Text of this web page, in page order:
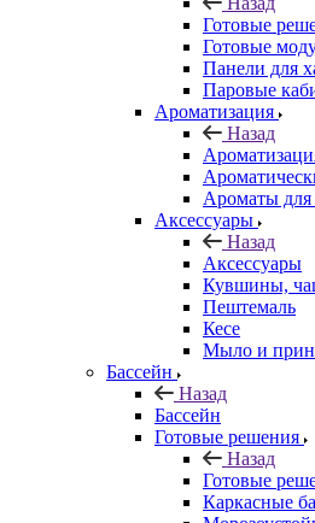
Готовые
Готовые
Панели для
Паровые
Ароматизация
Назад
Ароматы для
Аксессуары
Назад
Аксессуары
Кувшины,
Пештемаль
Кесе
Мыло и
Бассейн
Назад
Бассейн
Готовые решения
Назад
Готовые
Каркасные